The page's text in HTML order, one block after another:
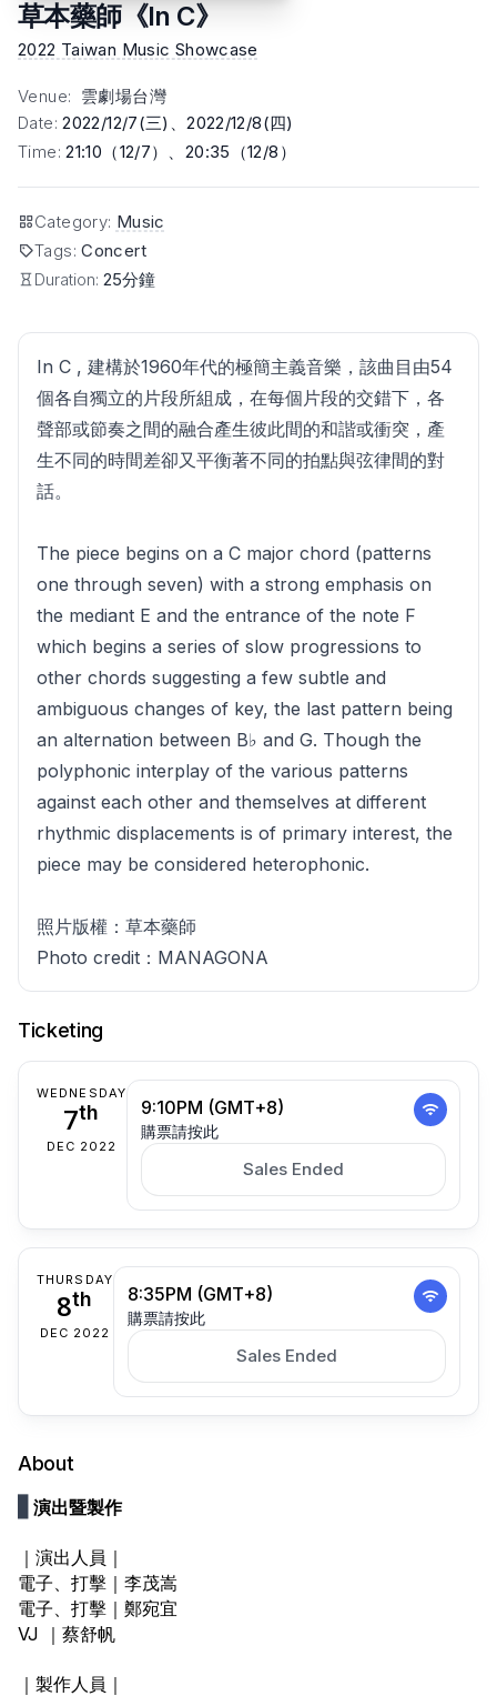
草本藥師《In C》
2022 Taiwan Music Showcase
Venue: 雲劇場台灣
Date:2022/12/7(三)、2022/12/8(四)
Time:21:10（12/7）、20:35（12/8）
Category: Music
Tags:Concert
Duration: 25分鐘
In C , 建構於1960年代的極簡主義音樂，該曲目由54
個各自獨立的片段所組成，在每個片段的交錯下，各
聲部或節奏之間的融合產生彼此間的和諧或衝突，產
生不同的時間差卻又平衡著不同的拍點與弦律間的對
話。
The piece begins on a C major chord (patterns
one through seven) with a strong emphasis on
the mediant E and the entrance of the note F
which begins a series of slow progressions to
other chords suggesting a few subtle and
ambiguous changes of key, the last pattern being
an alternation between B♭ and G. Though the
polyphonic interplay of the various patterns
against each other and themselves at different
rhythmic displacements is of primary interest, the
piece may be considered heterophonic.
照片版權：草本藥師
Photo credit：MANAGONA
Ticketing
WEDNESDAY
7th
DEC 2022
9:10PM (GMT+8)
購票請按此
Sales Ended
THURSDAY
8th
DEC 2022
8:35PM (GMT+8)
購票請按此
Sales Ended
About
演出暨製作
｜演出人員｜
電子、打擊｜李茂嵩
電子、打擊｜鄭宛宜
VJ ｜蔡舒帆
｜製作人員｜